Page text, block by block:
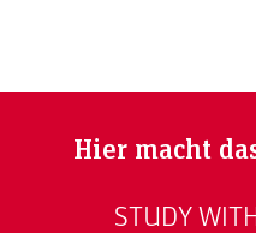
Hier macht
STUDY